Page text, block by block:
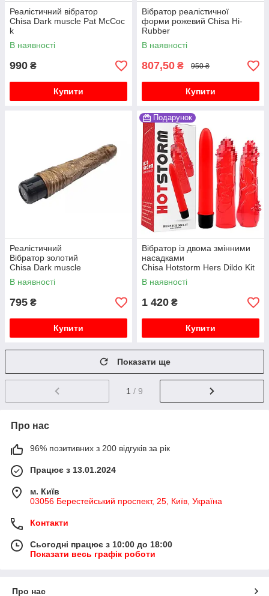
Реалістичний вібратор
Chisa Dark muscle Pat McCoc
k
В наявності
990 ₴
Купити
Вібратор реалістичної
форми рожевий Chisa Hi-
Rubber
В наявності
807,50 ₴ 950 ₴
Купити
Реалістичний
Вібратор золотий
Chisa Dark muscle
В наявності
795 ₴
Купити
Подарунок
Вібратор із двома змінними
насадками
Chisa Hotstorm Hers Dildo Kit
В наявності
1 420 ₴
Купити
Показати ще
1 / 9
Про нас
96% позитивних з 200 відгуків за рік
Працює з 13.01.2024
м. Київ
03056 Берестейський проспект, 25, Київ, Україна
Контакти
Сьогодні працює з 10:00 до 18:00
Показати весь графік роботи
Про нас